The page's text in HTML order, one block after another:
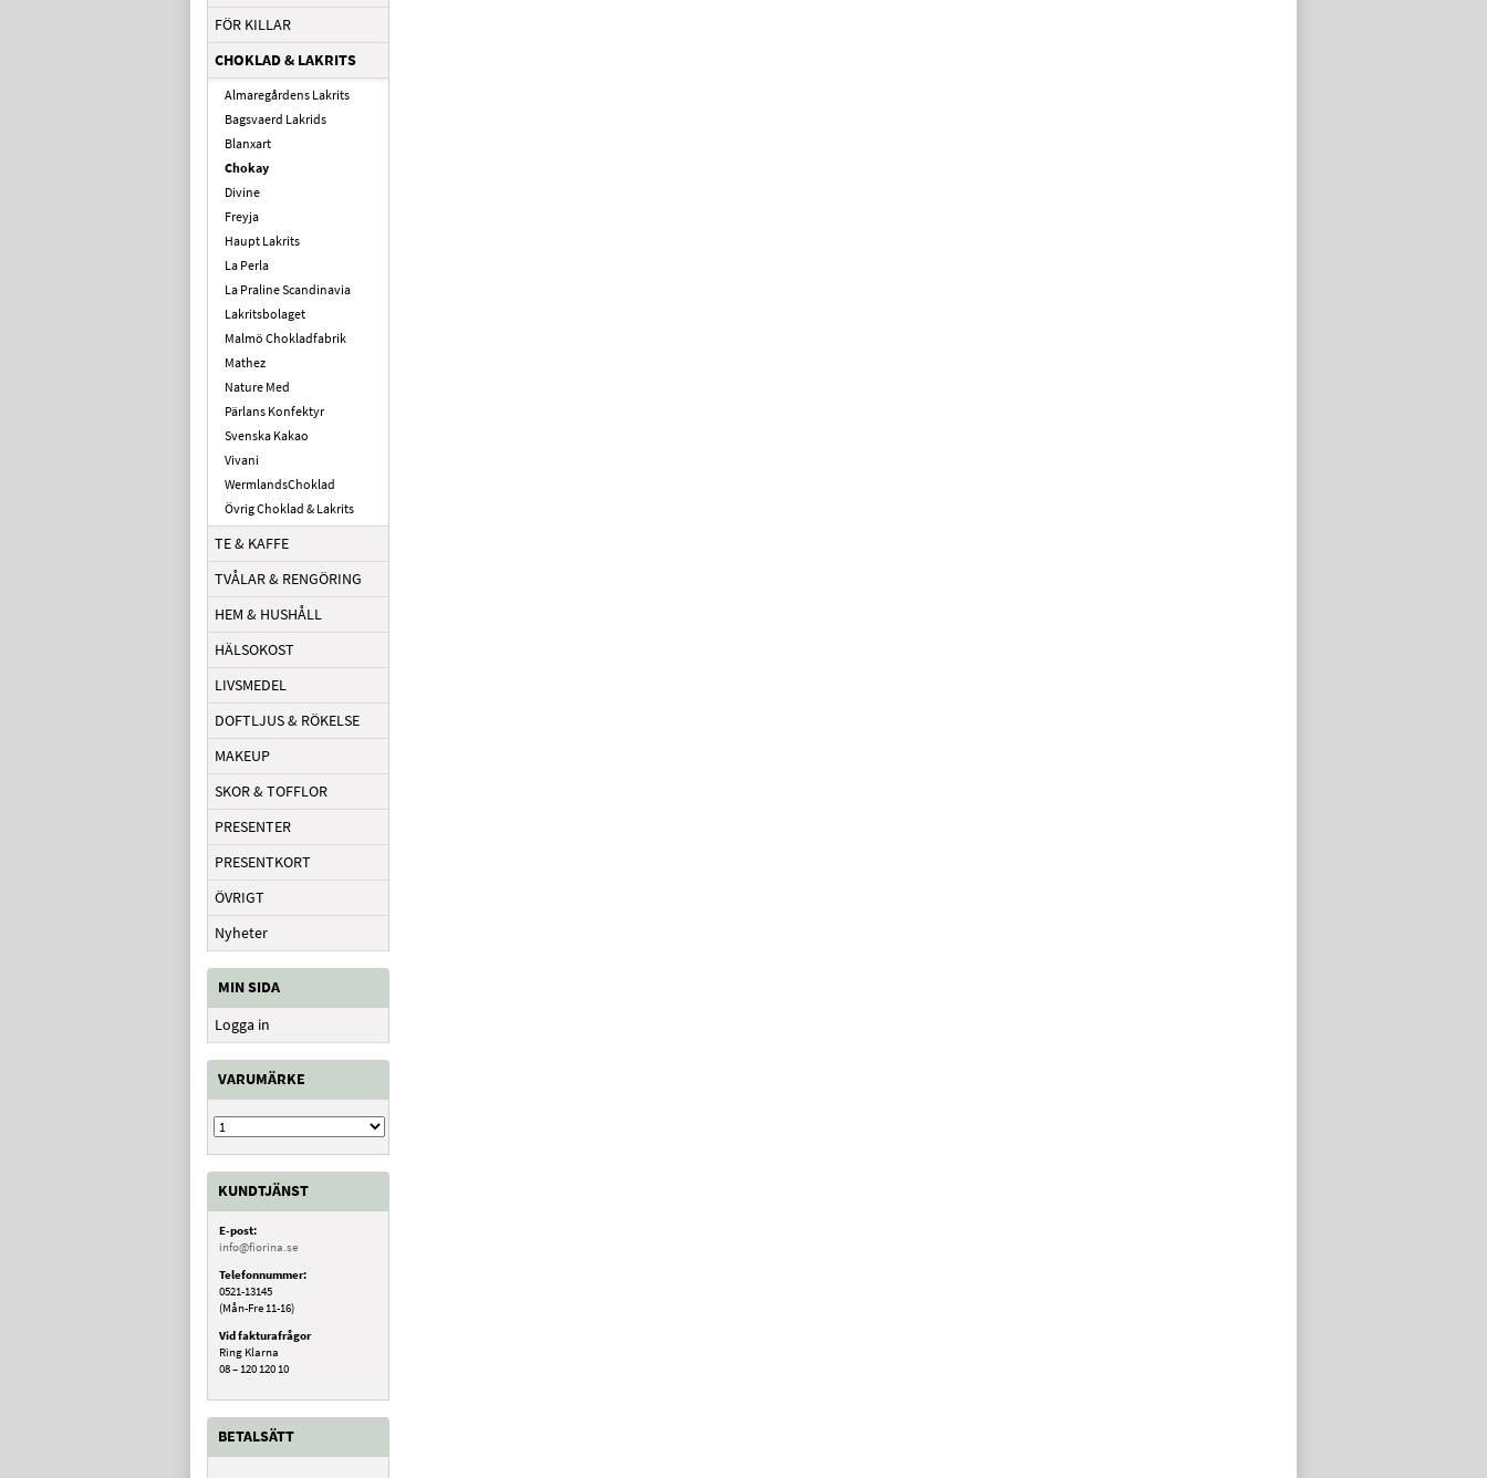
FÖR KILLAR
CHOKLAD & LAKRITS
Almaregårdens Lakrits
Bagsvaerd Lakrids
Blanxart
Chokay
Divine
Freyja
Haupt Lakrits
La Perla
La Praline Scandinavia
Lakritsbolaget
Malmö Chokladfabrik
Mathez
Nature Med
Pärlans Konfektyr
Svenska Kakao
Vivani
WermlandsChoklad
Övrig Choklad & Lakrits
TE & KAFFE
TVÅLAR & RENGÖRING
HEM & HUSHÅLL
HÄLSOKOST
LIVSMEDEL
DOFTLJUS & RÖKELSE
MAKEUP
SKOR & TOFFLOR
PRESENTER
PRESENTKORT
ÖVRIGT
Nyheter
MIN SIDA
Logga in
VARUMÄRKE
KUNDTJÄNST
E-post:
info@fiorina.se
Telefonnummer:
0521-13145
(Mån-Fre 11-16)
Vid fakturafrågor
Ring Klarna
08 – 120 120 10
BETALSÄTT